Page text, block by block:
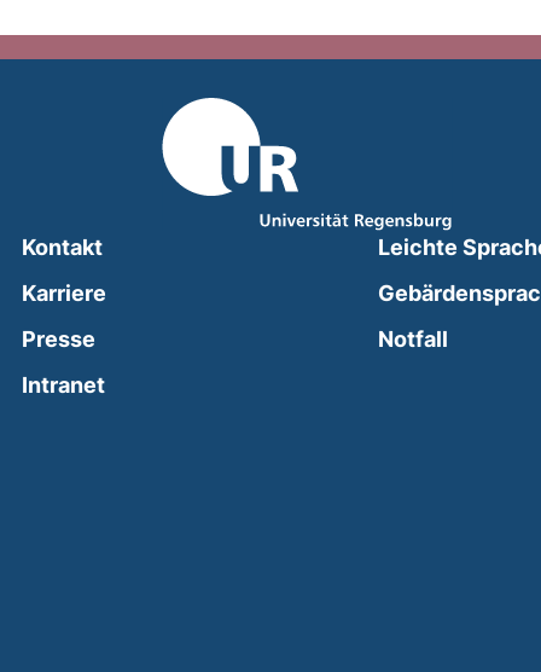
Kontakt
Karriere
Presse
Intranet(external link, opens in a new window)
Leichte
Notfall